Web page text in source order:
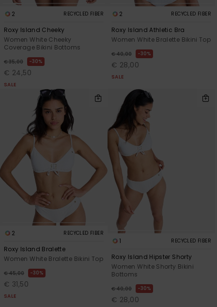
2 RECYCLED FIBER
Roxy Island Cheeky
Women White Cheeky
Coverage Bikini Bottoms
€ 35,00 30%
€ 24,50
SALE
2 RECYCLED FIBER
Roxy Island Athletic Bra
Women White Bralette Bikini Top
€ 40,00 30%
€ 28,00
SALE
2 RECYCLED FIBER
Roxy Island Bralette
Women White Bralette Bikini Top
€ 45,00 30%
€ 31,50
SALE
1 RECYCLED FIBER
Roxy Island Hipster Shorty
Women White Shorty Bikini
Bottoms
€ 40,00 30%
€ 28,00